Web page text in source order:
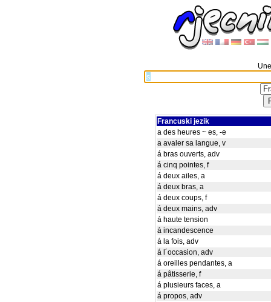
Francuski jezik
a des heures ~ es, -e
a avaler sa langue, v
á bras ouverts, adv
á cinq pointes, f
á deux ailes, a
á deux bras, a
á deux coups, f
á deux mains, adv
á haute tension
á incandescence
á la fois, adv
á l´occasion, adv
á oreilles pendantes, a
á pâtisserie, f
á plusieurs faces, a
á propos, adv